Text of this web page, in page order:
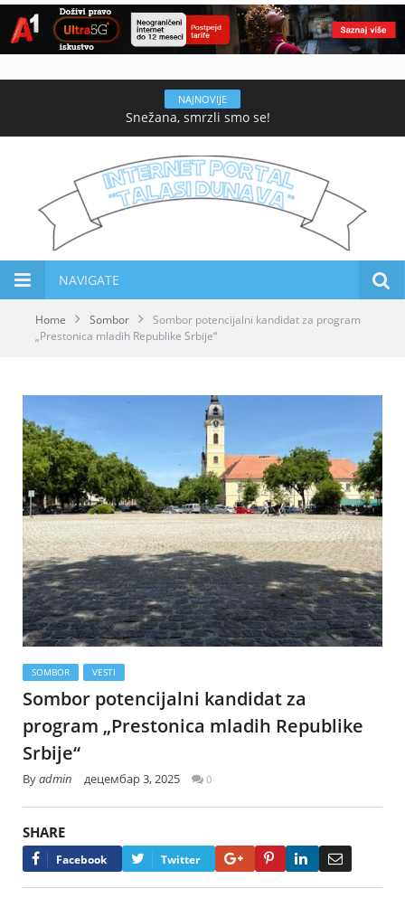
NAJNOVIJE
Snežana, smrzli smo se!
NAVIGATE
Home Sombor
Sombor potencijalni kandidat za program
„Prestonica mladih Republike Srbije“
SOMBOR VESTI
Sombor potencijalni kandidat za
program „Prestonica mladih Republike
Srbije“
Byadmin децембар 3, 2025 0
SHARE
Facebook Twitter Google+PinterestLinkedIn